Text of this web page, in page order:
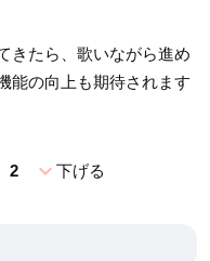
きたら、歌いながら進め
能の向上も期待されます
2 expand_more下げる